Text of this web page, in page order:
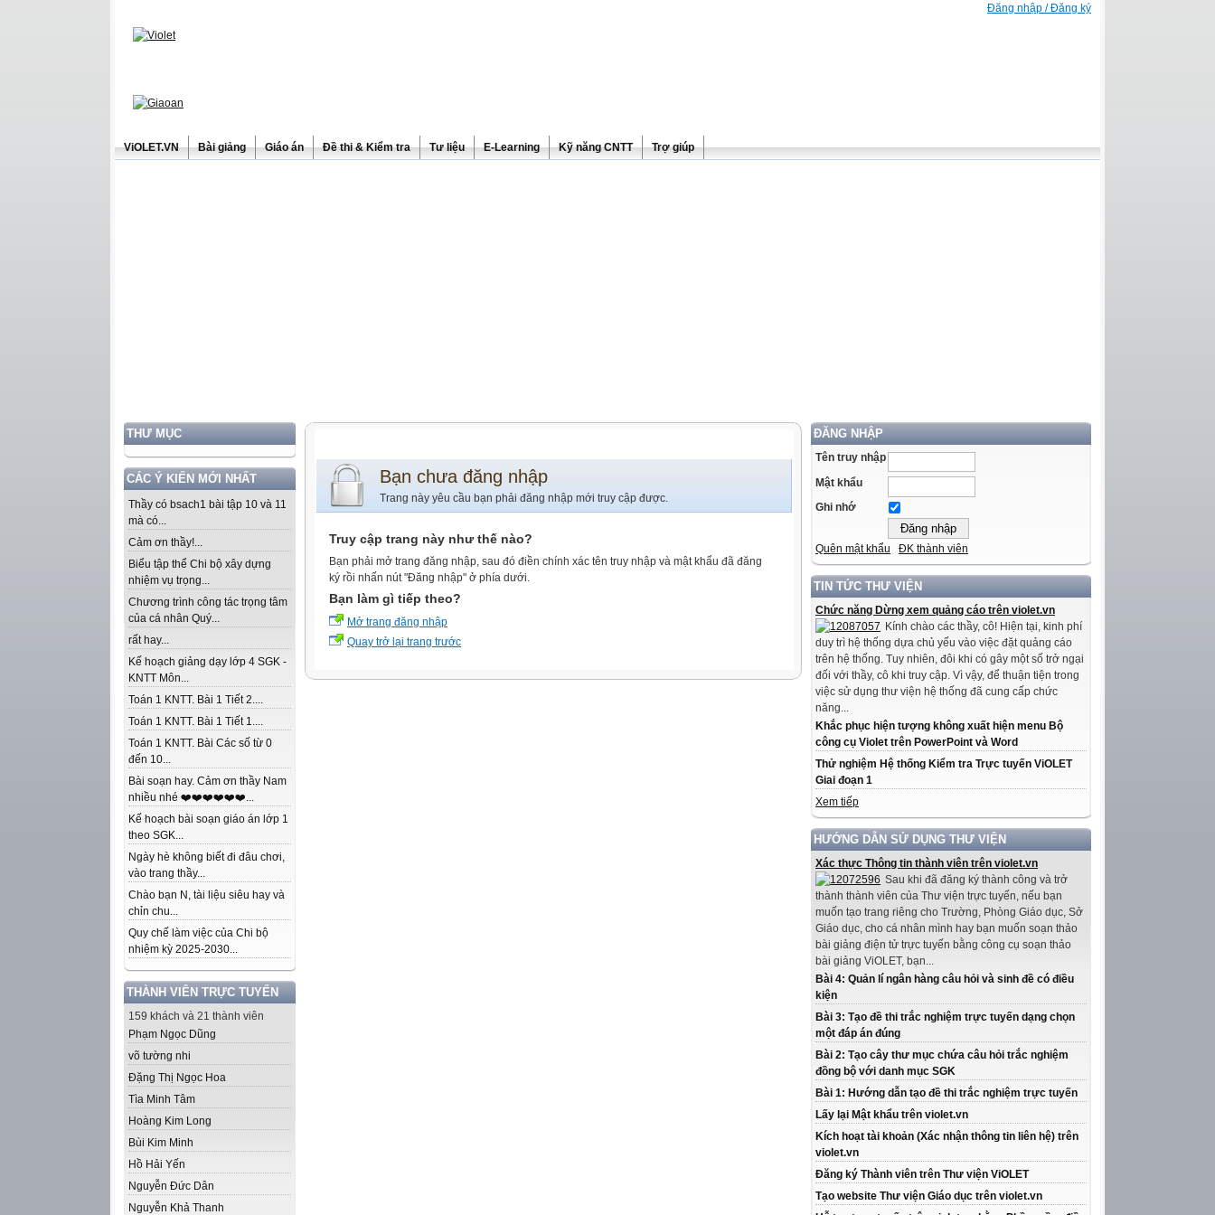
Đăng nhập / Đăng ký
ViOLET.VN Bài giảng Giáo án Đề thi & Kiểm tra Tư liệu E-Learning Kỹ năng CNTT Trợ giúp
THƯ MỤC
CÁC Ý KIẾN MỚI NHẤT
Thầy có bsach1 bài tập 10 và 11
mà có...
Cảm ơn thầy!...
Biểu tập thể Chi bộ xây dựng
nhiệm vụ trọng...
Chương trình công tác trọng tâm
của cá nhân Quý...
rất hay...
Kế hoạch giảng dạy lớp 4 SGK -
KNTT Môn...
Toán 1 KNTT. Bài 1 Tiết 2....
Toán 1 KNTT. Bài 1 Tiết 1....
Toán 1 KNTT. Bài Các số từ 0
đến 10...
Bài soạn hay. Cảm ơn thầy Nam
nhiều nhé ❤️❤️❤️❤️❤️❤️...
Kế hoạch bài soạn giáo án lớp 1
theo SGK...
Ngày hè không biết đi đâu chơi,
vào trang thầy...
Chào bạn N, tài liệu siêu hay và
chỉn chu...
Quy chế làm việc của Chi bộ
nhiệm kỳ 2025-2030...
THÀNH VIÊN TRỰC TUYẾN
159 khách và 21 thành viên
Phạm Ngọc Dũng
võ tường nhi
Đặng Thị Ngọc Hoa
Tìa Minh Tâm
Hoàng Kim Long
Bùi Kim Minh
Hồ Hải Yến
Nguyễn Đức Dân
Nguyễn Khả Thanh
ĐĂNG NHẬP
Tên truy nhập
Mật khẩu
Ghi nhớ
Quên mật khẩu ĐK thành viên
TIN TỨC THƯ VIỆN
Chức năng Dừng xem quảng cáo trên violet.vn
Kính chào các thầy, cô! Hiện tại, kinh phí
duy trì hệ thống dựa chủ yếu vào việc đặt quảng cáo
trên hệ thống. Tuy nhiên, đôi khi có gây một số trở ngại
đối với thầy, cô khi truy cập. Vì vậy, để thuận tiện trong
việc sử dụng thư viện hệ thống đã cung cấp chức
năng...
Khắc phục hiện tượng không xuất hiện menu Bộ
công cụ Violet trên PowerPoint và Word
Thử nghiệm Hệ thống Kiểm tra Trực tuyến ViOLET
Giai đoạn 1
Xem tiếp
HƯỚNG DẪN SỬ DỤNG THƯ VIỆN
Xác thực Thông tin thành viên trên violet.vn
Sau khi đã đăng ký thành công và trở
thành thành viên của Thư viện trực tuyến, nếu bạn
muốn tạo trang riêng cho Trường, Phòng Giáo dục, Sở
Giáo dục, cho cá nhân mình hay bạn muốn soạn thảo
bài giảng điện tử trực tuyến bằng công cụ soạn thảo
bài giảng ViOLET, bạn...
Bài 4: Quản lí ngân hàng câu hỏi và sinh đề có điều
kiện
Bài 3: Tạo đề thi trắc nghiệm trực tuyến dạng chọn
một đáp án đúng
Bài 2: Tạo cây thư mục chứa câu hỏi trắc nghiệm
đồng bộ với danh mục SGK
Bài 1: Hướng dẫn tạo đề thi trắc nghiệm trực tuyến
Lấy lại Mật khẩu trên violet.vn
Kích hoạt tài khoản (Xác nhận thông tin liên hệ) trên
violet.vn
Đăng ký Thành viên trên Thư viện ViOLET
Tạo website Thư viện Giáo dục trên violet.vn
Bạn chưa đăng nhập
Trang này yêu cầu bạn phải đăng nhập mới truy cập được.
Truy cập trang này như thế nào?
Bạn phải mở trang đăng nhập, sau đó điền chính xác tên truy nhập và mật khẩu đã đăng
ký rồi nhấn nút "Đăng nhập" ở phía dưới.
Bạn làm gì tiếp theo?
Mở trang đăng nhập
Quay trở lại trang trước